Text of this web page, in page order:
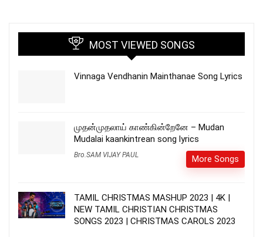
MOST VIEWED SONGS
Vinnaga Vendhanin Mainthanae Song Lyrics
முதன்முதலாய் காண்கின்றேனே – Mudan
Mudalai kaankintrean song lyrics
Bro.SAM VIJAY PAUL More Songs
TAMIL CHRISTMAS MASHUP 2023 | 4K |
NEW TAMIL CHRISTIAN CHRISTMAS
SONGS 2023 | CHRISTMAS CAROLS 2023